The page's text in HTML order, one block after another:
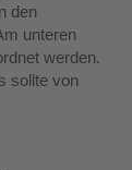
den
unteren
werden.
sollte von